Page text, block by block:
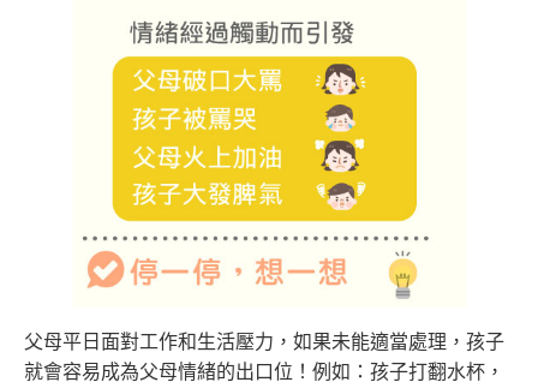
父母平日面對工作和生活壓力，如果未能適當處理，孩子
就會容易成為父母情緒的出口位！例如：孩子打翻水杯，